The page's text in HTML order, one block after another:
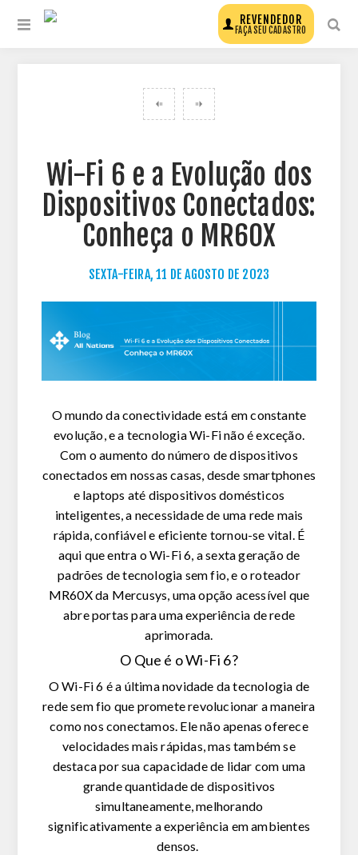
REVENDEDOR
FAÇA SEU CADASTRO
VOLTAR PARA TODOS OS POSTS DO BLOG
Wi-Fi 6 e a Evolução dos
Dispositivos Conectados:
Conheça o MR60X
SEXTA-FEIRA, 11 DE AGOSTO DE 2023
O mundo da conectividade está em constante
evolução, e a tecnologiaWi-Fi não é exceção.
Com o aumento do número de dispositivos
conectados em nossas casas, desde smartphones
e laptops até dispositivos domésticos
inteligentes, a necessidade de uma rede mais
rápida, confiável e eficiente tornou-se vital. É
aqui que entra oWi-Fi 6, a sexta geração de
padrões de tecnologia sem fio, e o roteador
MR60X da Mercusys, uma opção acessível que
abre portas para uma experiência de rede
aprimorada.
O Que é o Wi-Fi 6?
O Wi-Fi 6 é a última novidade da tecnologia de
rede sem fio que prometerevolucionar a maneira
como nos conectamos. Ele não apenas oferece
velocidades mais rápidas, mas também se
destaca por sua capacidade de lidar com uma
grande quantidade de dispositivos
simultaneamente, melhorando
significativamente a experiência em ambientes
densos.